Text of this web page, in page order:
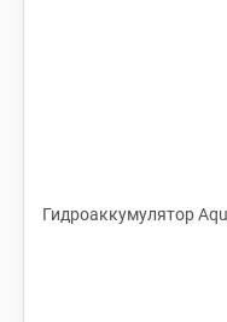
Гидроаккумулятор